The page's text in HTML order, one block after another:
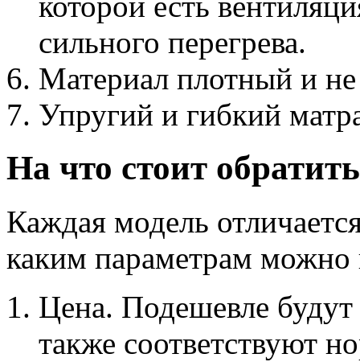
сильного перегрева.
Материал плотный и не
Упругий и гибкий
На что стоит
Каждая модель
каким параметрам можно
Цена. Подешевле
также соответствуют